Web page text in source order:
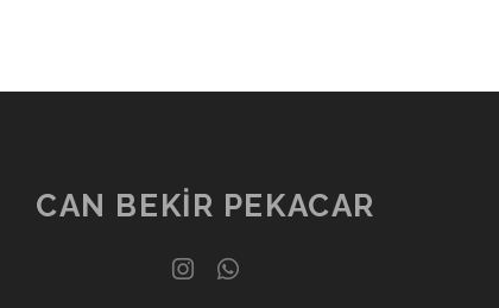
CAN BEKIR PEKACAR
instagram
whatsapp